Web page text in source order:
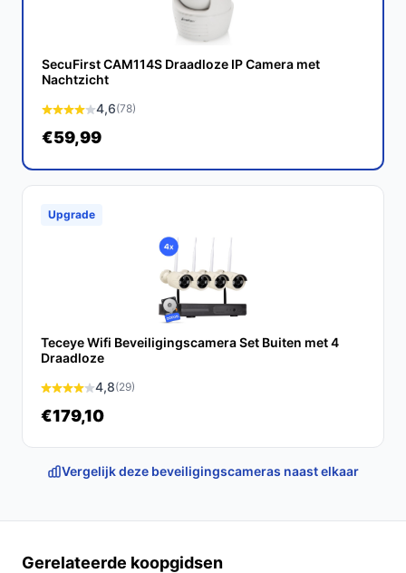
Ontdek alle specificaties en vergelijk prijzen op
bestebeveiligingscamera.nl. Kies bewust wat perfect
SecuFirst CAM114S Draadloze IP Camera met
Nachtzicht
4,6(78)
€59,99
Upgrade
Teceye Wifi Beveiligingscamera Set Buiten met 4
Draadloze
4,8(29)
€179,10
Vergelijk deze beveiligingscameras naast elkaar
Gerelateerde koopgidsen